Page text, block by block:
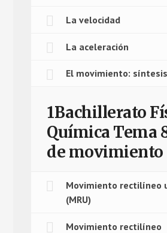
La velocidad
La aceleración
El movimiento:
1Bachillerato
Química Tema
de movimiento
Movimiento rectilíneo
(MRU)
Movimiento rectilíneo